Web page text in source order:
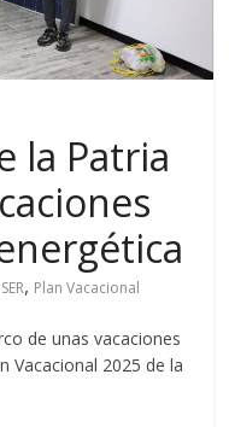
la Patria
, Plan Vacacional
de unas vacaciones
Vacacional 2025 de la